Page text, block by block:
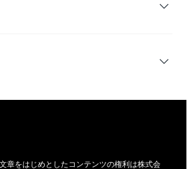
章をはじめとしたコンテンツの権利は株式会